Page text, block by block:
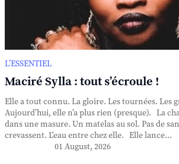
L’ESSENTIEL
Maciré Sylla : tout s’écroule !
Elle a tout connu. La gloire. Les tournées. Les
Aujourd’hui, elle n’a plus rien (presque). La
dans une masure. Un matelas au sol. Pas de
crevassent. L'eau entre chez elle. Elle lance...
01 August, 2026